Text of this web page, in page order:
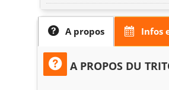
A propos Infos
A PROPOS DU